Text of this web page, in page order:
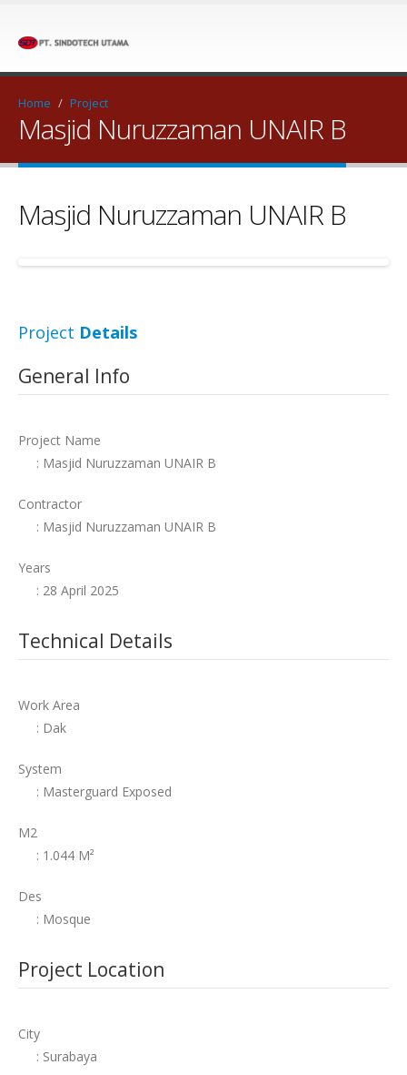
Home / Project
Masjid Nuruzzaman UNAIR B
Masjid Nuruzzaman UNAIR B
Project Details
General Info
Project Name
: Masjid Nuruzzaman UNAIR B
Contractor
: Masjid Nuruzzaman UNAIR B
Years
: 28 April 2025
Technical Details
Work Area
: Dak
System
: Masterguard Exposed
M2
: 1.044 M²
Des
: Mosque
Project Location
City
: Surabaya